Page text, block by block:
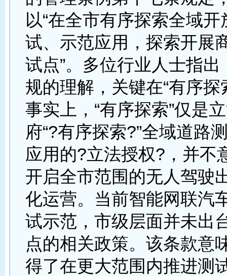
以“在全市有序探索全域开
试、示范应用，探索开展
试点”。多位行业人士指出
规的理解，关键在“有序探
事实上，“有序探索”仅是
府“?有序探索?”全域道路
应用的?立法授权?，并不
开启全市范围的无人驾驶
化运营。当前智能网联汽
试示范，市级层面并未出
点的相关政策。该条款意
得了在更大范围内推进测